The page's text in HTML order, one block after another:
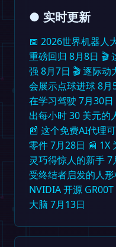
● 实时更新
📅 2026世界机器人
重磅回归 8月8日 🎬
强 8月7日 🎬逐际动
会展示点球进球8月
在学习驾驶 7月30日
出每小时 30 美元的
📰 这个免费AI代理
零件7月28日 📰 1X
灵巧得惊人的新手7
受终结者启发的人
NVIDIA 开源
大脑 7月13日